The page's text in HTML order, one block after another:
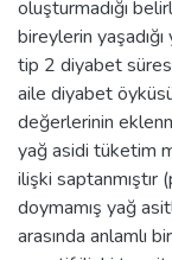
oluşturmadığı
bireylerin
tip 2 diyabet
aile diyabet
değerlerinin
yağ asidi tüketim
ilişki
doymamış yağ
arasında anlamlı